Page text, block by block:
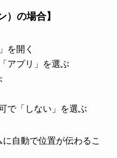
）の場合】
を開く
アプリ」を選ぶ
で「しない」を選ぶ
自動で位置が伝わるこ